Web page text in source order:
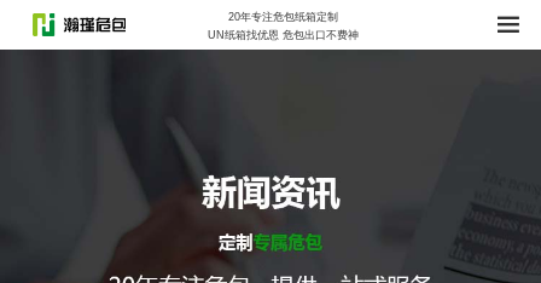
20年专注危包纸箱定制
UN纸箱找优恩 危包出口不费神